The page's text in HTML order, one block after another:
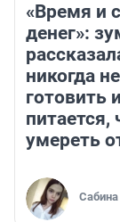
«Время и
денег»:
никогда
готовить
питается,
умереть